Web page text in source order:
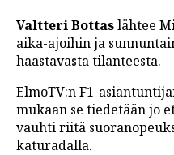
Valtteri Bottaslähtee
aika-ajoihin ja
haastavasta tilanteesta.
ElmoTV:n F1-
mukaan se tiedetään jo
vauhti riitä
katuradalla.